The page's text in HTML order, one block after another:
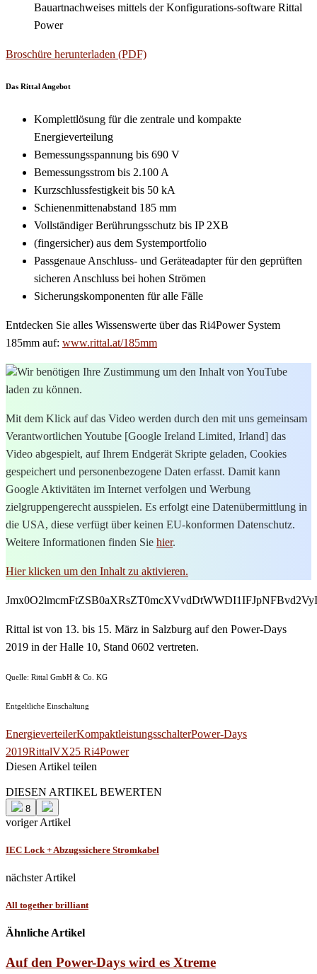
Bauartnachweises mittels der Konfigurations-software Rittal
Power
Broschüre herunterladen (PDF)
Das Rittal Angebot
Komplettlösung für die zentrale und kompakte
Energieverteilung
Bemessungsspannung bis 690 V
Bemessungsstrom bis 2.100 A
Kurzschlussfestigkeit bis 50 kA
Schienenmittenabstand 185 mm
Vollständiger Berührungsschutz bis IP 2XB
(fingersicher) aus dem Systemportfolio
Passgenaue Anschluss- und Geräteadapter für den geprüften
sicheren Anschluss bei hohen Strömen
Sicherungskomponenten für alle Fälle
Entdecken Sie alles Wissenswerte über das Ri4Power System
185mm auf: www.rittal.at/185mm
Wir benötigen Ihre Zustimmung um den Inhalt von YouTube
laden zu können.
Mit dem Klick auf das Video werden durch den mit uns gemeinsam
Verantwortlichen Youtube [Google Ireland Limited, Irland] das
Video abgespielt, auf Ihrem Endgerät Skripte geladen, Cookies
gespeichert und personenbezogene Daten erfasst. Damit kann
Google Aktivitäten im Internet verfolgen und Werbung
zielgruppengerecht ausspielen. Es erfolgt eine Datenübermittlung in
die USA, diese verfügt über keinen EU-konformen Datenschutz.
Weitere Informationen finden Sie hier.
Hier klicken um den Inhalt zu aktivieren.
Rittal ist von 13. bis 15. März in Salzburg auf den Power-Days
2019 in der Halle 10, Stand 0602 vertreten.
Quelle: Rittal GmbH & Co. KG
Entgeltliche Einschaltung
EnergieverteilerKompaktleistungsschalterPower-Days
2019RittalVX25 Ri4Power
Diesen Artikel teilen
DIESEN ARTIKEL BEWERTEN
8
voriger Artikel
IEC Lock + Abzugssichere Stromkabel
nächster Artikel
All together brilliant
Ähnliche Artikel
Auf den Power-Days wird es Xtreme